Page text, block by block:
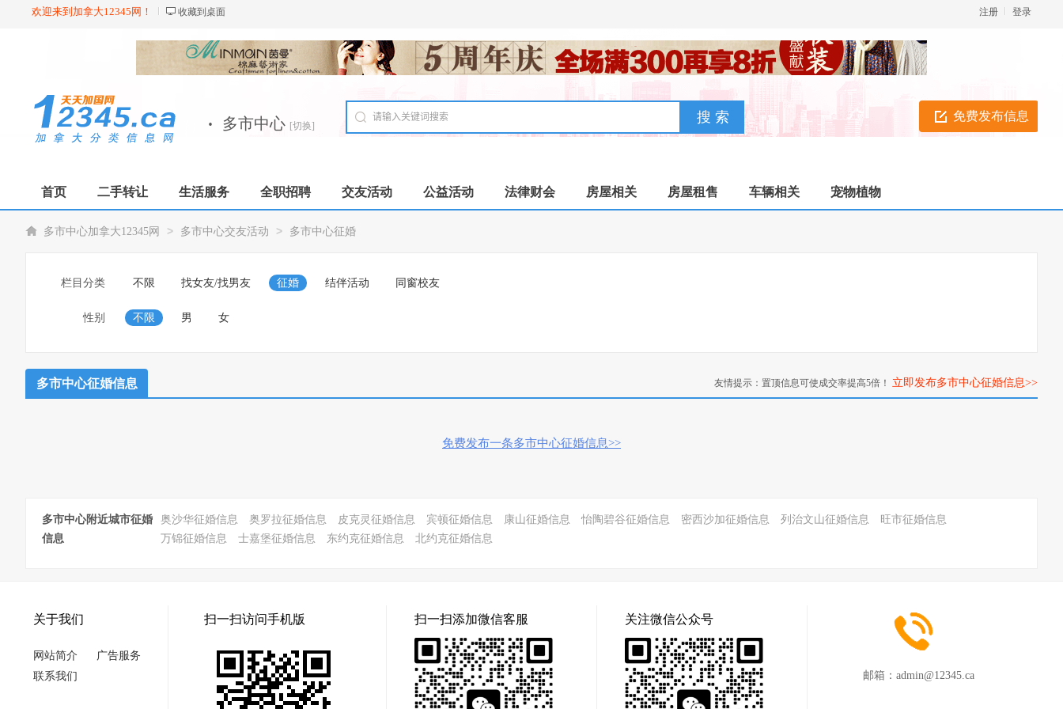
欢迎来到加拿大12345网！ 收藏到桌面 登录
注册
免费发布信息
· 多市中心 [切换]
首页 二手转让 生活服务 全职招聘 交友活动 公益活动 法律财会 房屋相关 房屋租售 车辆相关 宠物植物
多市中心加拿大12345网 > 多市中心交友活动 > 多市中心征婚
栏目分类 不限 找女友/找男友 征婚 结伴活动 同窗校友
性别 不限 男 女
多市中心征婚信息 友情提示：置顶信息可使成交率提高5倍！ 立即发布多市中心征婚信息>>
免费发布一条多市中心征婚信息>>
多市中心附近城市征婚
信息
奥沙华征婚信息 奥罗拉征婚信息 皮克灵征婚信息 宾顿征婚信息 康山征婚信息 怡陶碧谷征婚信息 密西沙加征婚信息 列治文山征婚信息
旺市征婚信息
万锦征婚信息
士嘉堡征婚信息 东约克征婚信息 北约克征婚信息
关于我们
网站简介
广告服务
联系我们
扫一扫访问手机版 扫一扫添加微信客服 关注微信公众号
邮箱： admin@12345.ca